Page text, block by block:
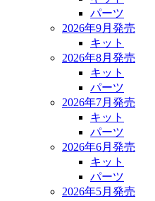
パーツ
2026年9月発売
キット
2026年8月発売
キット
パーツ
2026年7月発売
キット
パーツ
2026年6月発売
キット
パーツ
2026年5月発売